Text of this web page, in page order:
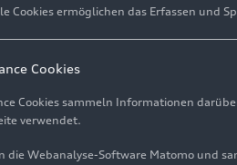
Cookies ermöglichen das Erfassen und
Cookies
Cookies sammeln Informationen
verwendet.
die Webanalyse-Software Matomo und